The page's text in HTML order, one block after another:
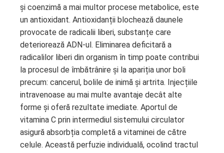
și coenzimă a mai multor procese metabolice, este
un antioxidant. Antioxidanții blochează daunele
provocate de radicalii liberi, substanțe care
deteriorează ADN-ul. Eliminarea deficitară a
radicalilor liberi din organism în timp poate contribui
la procesul de îmbătrânire și la apariția unor boli
precum: cancerul, bolile de inimă și artrita. Injecțiile
intravenoase au mai multe avantaje decât alte
forme și oferă rezultate imediate. Aportul de
vitamina C prin intermediul sistemului circulator
asigură absorbția completă a vitaminei de către
celule. Această perfuzie individuală, ocolind tractul